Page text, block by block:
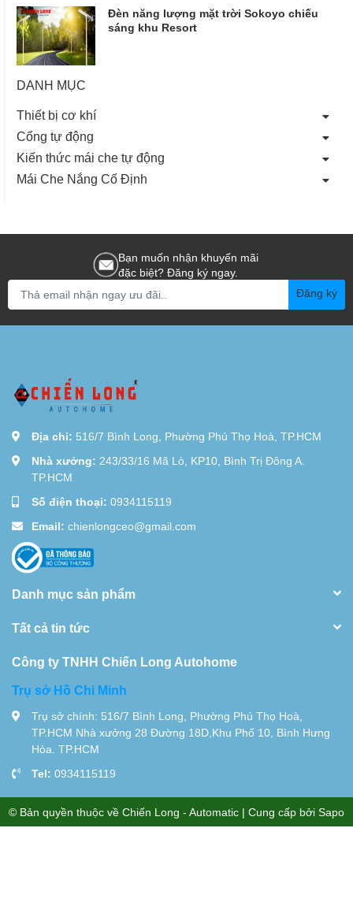
Đèn năng lượng mặt trời Sokoyo chiếu
sáng khu Resort
DANH MỤC
Thiết bị cơ khí
Cổng tự động
Kiến thức mái che tự động
Mái Che Nắng Cố Định
Bạn muốn nhận khuyến mãi
đặc biệt? Đăng ký ngay.
Đăng ký
Địa chỉ: 516/7 Bình Long, Phường Phú Thọ Hoà, TP.HCM
Nhà xưởng: 243/33/16 Mã Lò, KP10, Bình Trị Đông A.
TP.HCM
Số điện thoại: 0934115119
Email: chienlongceo@gmail.com
Danh mục sản phẩm
Tất cả tin tức
Công ty TNHH Chiến Long Autohome
Trụ sở Hồ Chi Minh
Trụ sở chính: 516/7 Bình Long, Phường Phú Thọ Hoà,
TP.HCM Nhà xưởng 28 Đường 18D,Khu Phố 10, Bình Hưng
Hòa. TP.HCM
Tel: 0934115119
© Bản quyền thuộc về Chiến Long - Automatic | Cung cấp bởi Sapo